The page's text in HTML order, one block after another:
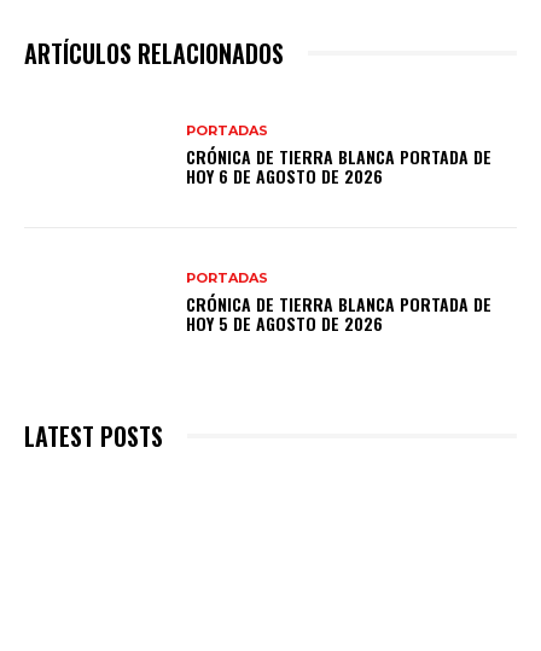
ARTÍCULOS RELACIONADOS
PORTADAS
CRÓNICA DE TIERRA BLANCA PORTADA DE
HOY 6 DE AGOSTO DE 2026
PORTADAS
CRÓNICA DE TIERRA BLANCA PORTADA DE
HOY 5 DE AGOSTO DE 2026
LATEST POSTS